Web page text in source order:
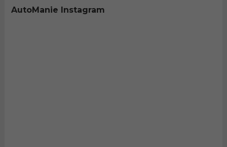
AutoManie Instagram